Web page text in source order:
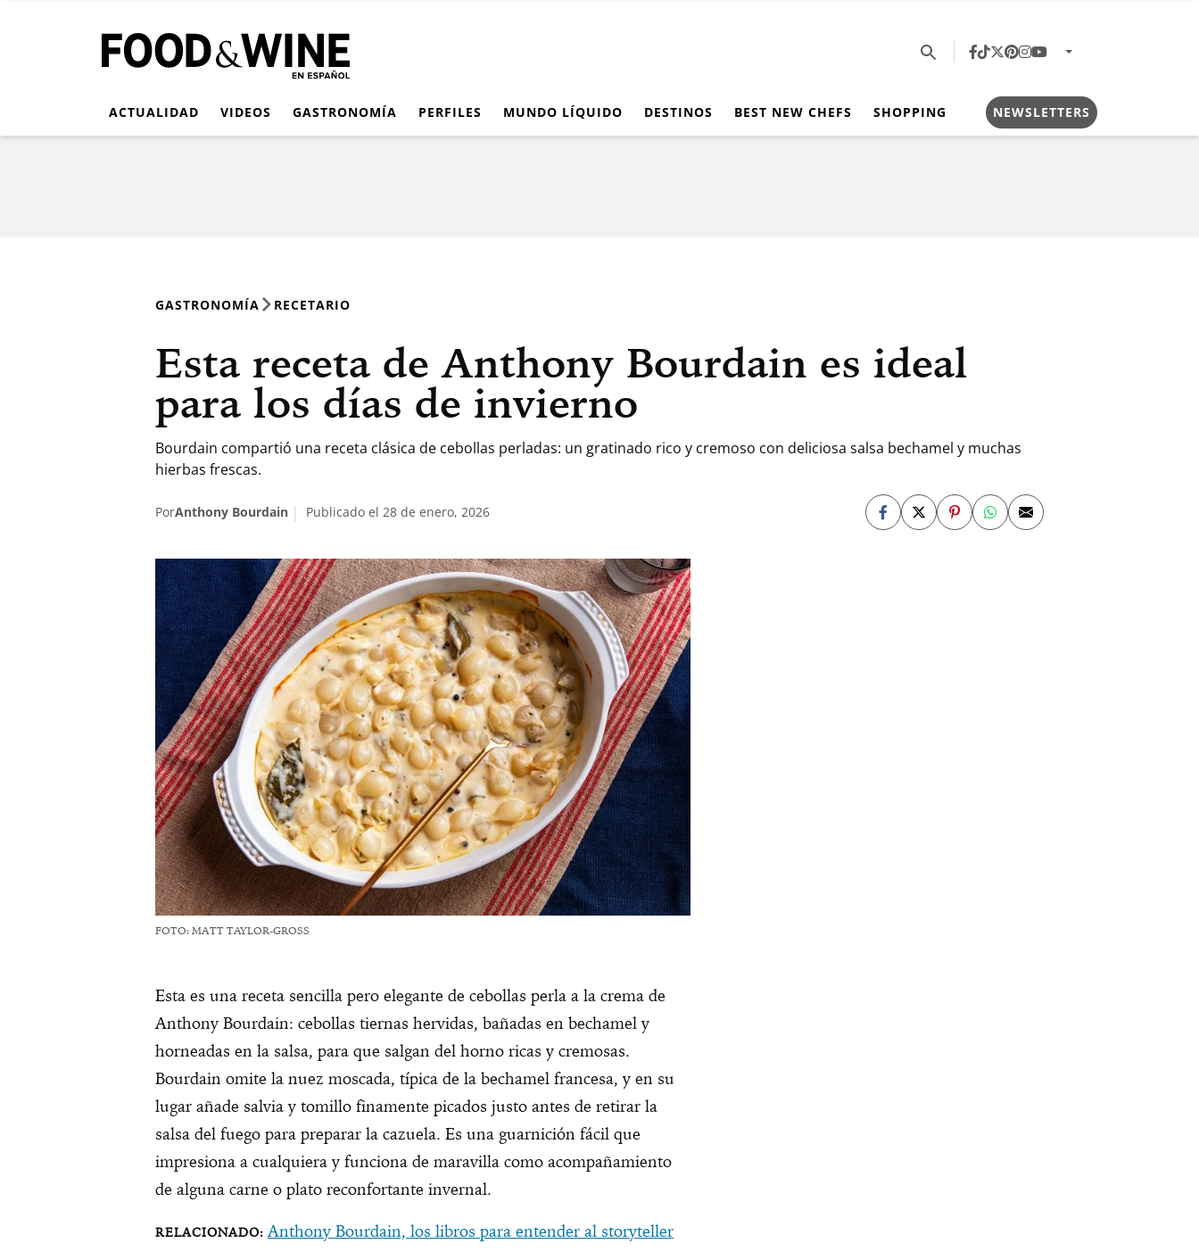
ACTUALIDAD VIDEOS GASTRONOMÍA PERFILES MUNDO LÍQUIDO DESTINOS BEST NEW CHEFS SHOPPING NEWSLETTERS
GASTRONOMÍA RECETARIO
Esta receta de Anthony Bourdain es ideal
para los días de invierno
Bourdain compartió una receta clásica de cebollas perladas: un gratinado rico y cremoso con deliciosa salsa bechamel y muchas
hierbas frescas.
PorAnthony Bourdain Publicado el 28 de enero, 2026
FOTO: MATT TAYLOR-GROSS
Esta es una receta sencilla pero elegante de cebollas perla a la crema de
Anthony Bourdain: cebollas tiernas hervidas, bañadas en bechamel y
horneadas en la salsa, para que salgan del horno ricas y cremosas.
Bourdain omite la nuez moscada, típica de la bechamel francesa, y en su
lugar añade salvia y tomillo finamente picados justo antes de retirar la
salsa del fuego para preparar la cazuela. Es una guarnición fácil que
impresiona a cualquiera y funciona de maravilla como acompañamiento
de alguna carne o plato reconfortante invernal.
Anthony Bourdain, los libros para entender al storyteller